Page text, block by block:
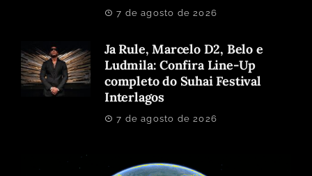
7 de agosto de 2026
Ja Rule, Marcelo D2, Belo e
Ludmila: Confira Line-Up
completo do Suhai Festival
Interlagos
7 de agosto de 2026